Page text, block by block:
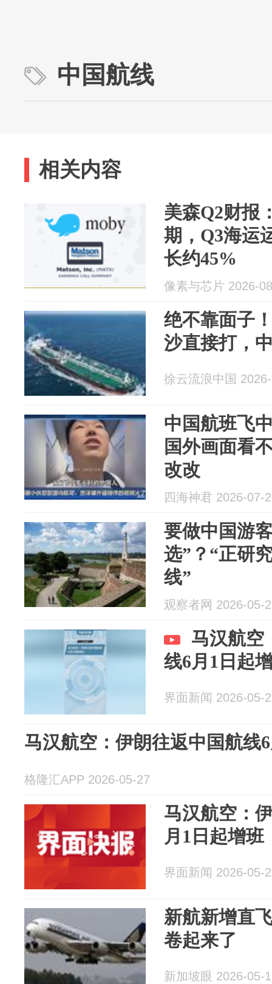
中国航线
相关内容
美森Q2财报
期，Q3海运
长约45%
像素与芯片 2026-
绝不靠面子
沙直接打，
徐云流浪中国
中国航班飞
国外画面看
改改
四海神君 2026-07-
要做中国游
选”？“正研
线”
观察者网 2026-05-
马汉航空
线6月1日起
界面新闻 2026-05-
马汉航空：伊朗往返中国航线
格隆汇APP 2026-05-27
马汉航空：
月1日起增班
界面新闻 2026-05-
新航新增直
卷起来了
新加坡眼 2026-05-